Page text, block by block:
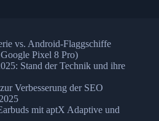
vs. Android-Flaggschiffe
Pixel 8 Pro)
Stand der Technik und ihre
Verbesserung der SEO
mit aptX Adaptive und